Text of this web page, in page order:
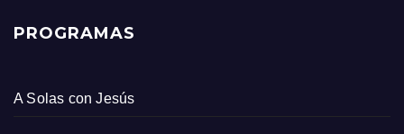
PROGRAMAS
A Solas con Jesús